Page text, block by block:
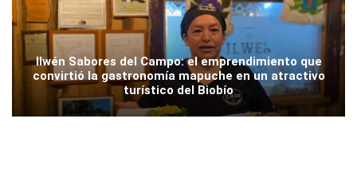
Ilwén Sabores del Campo: el emprendimiento que
convirtió la gastronomía mapuche en un atractivo
turístico del Biobío